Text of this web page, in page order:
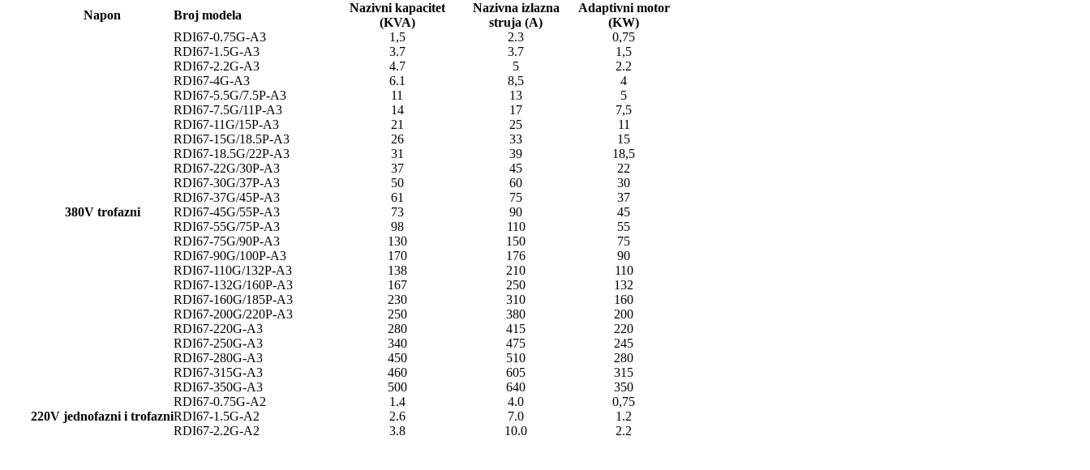
Napon Broj modela
Nazivni kapacitet
(KVA)
Nazivna izlazna
struja (A)
Adaptivni motor
(KW)
380V trofazni
RDI67-0.75G-A3 1,5 2.3
0,75
RDI67-1.5G-A3
3.7 3.7
1,5
RDI67-2.2G-A3
4.7 5
2.2
RDI67-4G-A3
6.1 8,5
4
RDI67-5.5G/7.5P-A3
11 13
5
RDI67-7.5G/11P-A3
14 17
7,5
RDI67-11G/15P-A3
21 25
11
RDI67-15G/18.5P-A3
26 33
15
RDI67-18.5G/22P-A3
31 39
18,5
RDI67-22G/30P-A3
37 45
22
RDI67-30G/37P-A3
50 60
30
RDI67-37G/45P-A3
61 75
37
RDI67-45G/55P-A3
73 90
45
RDI67-55G/75P-A3
98 110
55
RDI67-75G/90P-A3
130 150
75
RDI67-90G/100P-A3
170 176
90
RDI67-110G/132P-A3
138 210
110
RDI67-132G/160P-A3
167 250
132
RDI67-160G/185P-A3
230 310
160
RDI67-200G/220P-A3
250 380
200
RDI67-220G-A3
280 415
220
RDI67-250G-A3
340 475
245
RDI67-280G-A3
450 510
280
RDI67-315G-A3
460 605
315
RDI67-350G-A3
500 640 350
220V jednofazni i trofazni
RDI67-0.75G-A2 1.4 4.0
0,75
RDI67-1.5G-A2
2.6 7.0
1.2
RDI67-2.2G-A2
3.8 10.0 2.2